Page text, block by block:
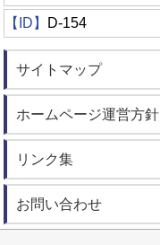
【ID】 D-154
サイトマップ
ホームページ運営方針
リンク集
お問い合わせ